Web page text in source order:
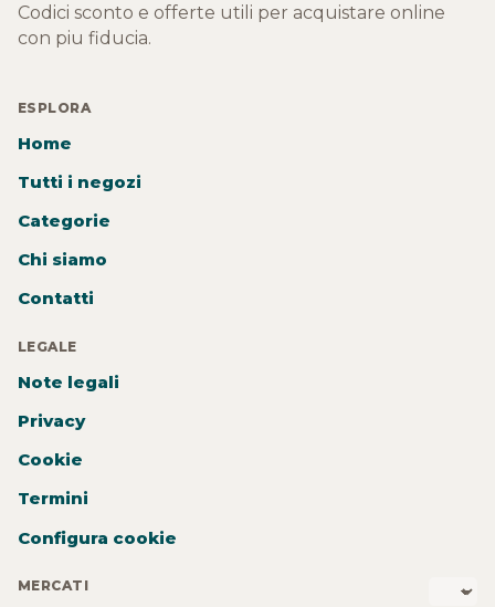
Codici sconto e offerte utili per acquistare online
con piu fiducia.
ESPLORA
Home
Tutti i negozi
Categorie
Chi siamo
Contatti
LEGALE
Note legali
Privacy
Cookie
Termini
Configura cookie
MERCATI